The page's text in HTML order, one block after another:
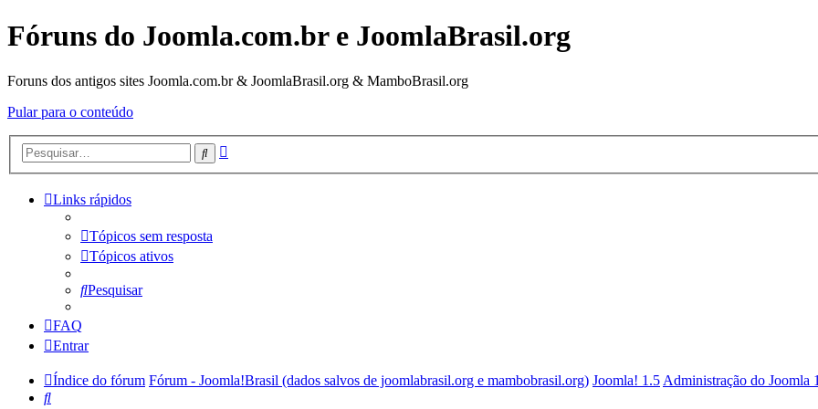
Fóruns do Joomla.com.br e JoomlaBrasil.org
Foruns dos antigos sites Joomla.com.br & JoomlaBrasil.org & MamboBrasil.org
Pular para o conteúdo
Pesquisar
Links rápidos
Tópicos sem resposta
Tópicos ativos
Pesquisar
FAQ
Entrar
Índice do fórum Fórum - Joomla!Brasil (dados salvos de joomlabrasil.org e mambobrasil.org) Joomla! 1.5Administração do Joomla
Pesquisar